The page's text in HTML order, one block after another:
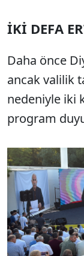
İKİ DEFA
Daha önce
ancak valilik
nedeniyle iki
program